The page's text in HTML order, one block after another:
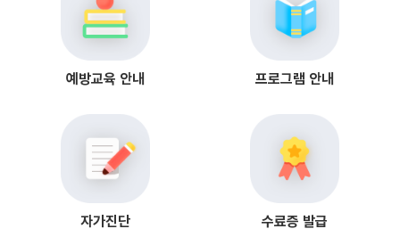
예방교육 안내 프로그램 안내
자가진단 수료증 발급